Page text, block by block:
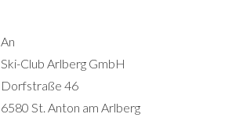
An
Ski-Club Arlberg GmbH
Dorfstraße 46
6580 St. Anton am Arlberg